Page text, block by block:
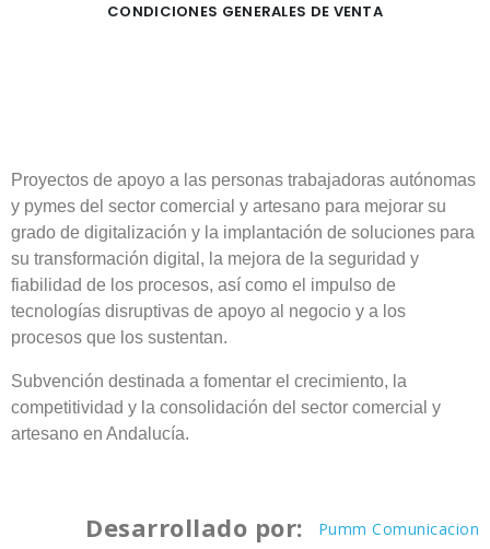
CONDICIONES GENERALES DE VENTA
Proyectos de apoyo a las personas trabajadoras autónomas
y pymes del sector comercial y artesano para mejorar su
grado de digitalización y la implantación de soluciones para
su transformación digital, la mejora de la seguridad y
fiabilidad de los procesos, así como el impulso de
tecnologías disruptivas de apoyo al negocio y a los
procesos que los sustentan.
Subvención destinada a fomentar el crecimiento, la
competitividad y la consolidación del sector comercial y
artesano en Andalucía.
Desarrollado por: Pumm Comunicacion